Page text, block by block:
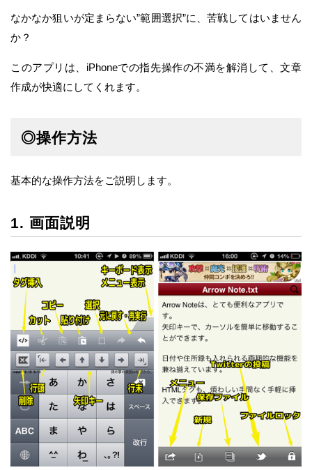
なかなか狙いが定まらない”範囲選択”に、苦戦してはいません
か？
このアプリは、iPhoneでの指先操作の不満を解消して、文章
作成が快適にしてくれます。
◎操作方法
基本的な操作方法をご説明します。
1. 画面説明